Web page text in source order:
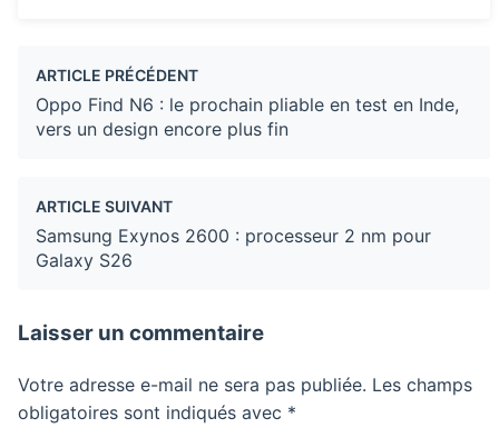
ARTICLE PRÉCÉDENT
Oppo Find N6 : le prochain pliable en test en Inde,
vers un design encore plus fin
ARTICLE SUIVANT
Samsung Exynos 2600 : processeur 2 nm pour
Galaxy S26
Laisser un commentaire
Votre adresse e-mail ne sera pas publiée. Les champs
obligatoires sont indiqués avec *